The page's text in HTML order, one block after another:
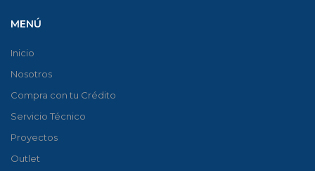
MENÚ
Inicio
Nosotros
Compra con tu Crédito
Servicio Técnico
Proyectos
Outlet